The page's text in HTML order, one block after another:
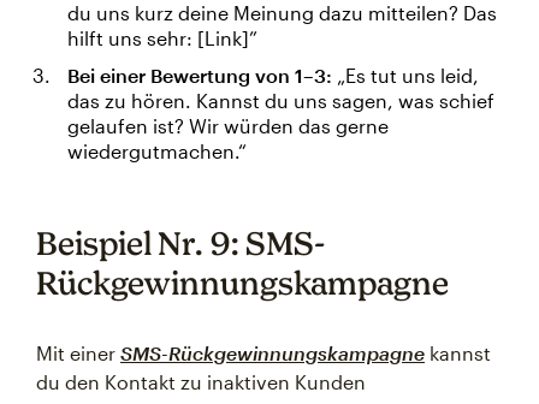
du uns kurz deine Meinung dazu mitteilen? Das
hilft uns sehr: [Link]”
Bei einer Bewertung von 1–3: „Es tut uns leid,
das zu hören. Kannst du uns sagen, was schief
gelaufen ist? Wir würden das gerne
wiedergutmachen.“
Beispiel Nr. 9: SMS-
Rückgewinnungskampagne
Mit einer SMS-Rückgewinnungskampagne kannst
du den Kontakt zu inaktiven Kunden